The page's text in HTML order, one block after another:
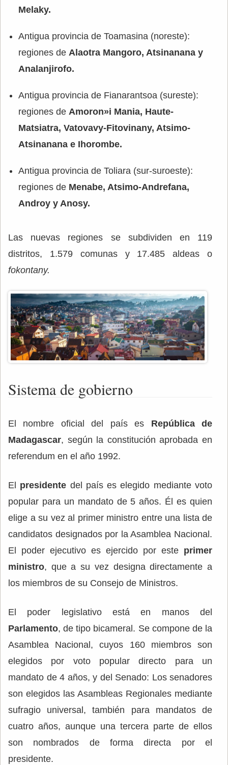
Melaky.
Antigua provincia de Toamasina (noreste):
regiones de Alaotra Mangoro, Atsinanana y
Analanjirofo.
Antigua provincia de Fianarantsoa (sureste):
regiones de Amoron»i Mania, Haute-
Matsiatra, Vatovavy-Fitovinany, Atsimo-
Atsinanana e Ihorombe.
Antigua provincia de Toliara (sur-suroeste):
regiones de Menabe, Atsimo-Andrefana,
Androy y Anosy.
Las nuevas regiones se subdividen en 119
distritos, 1.579 comunas y 17.485 aldeas o
fokontany.
Sistema de gobierno
El nombre oficial del país es República de
Madagascar, según la constitución aprobada en
referendum en el año 1992.
El presidente del país es elegido mediante voto
popular para un mandato de 5 años. Él es quien
elige a su vez al primer ministro entre una lista de
candidatos designados por la Asamblea Nacional.
El poder ejecutivo es ejercido por este primer
ministro, que a su vez designa directamente a
los miembros de su Consejo de Ministros.
El poder legislativo está en manos del
Parlamento, de tipo bicameral. Se compone de la
Asamblea Nacional, cuyos 160 miembros son
elegidos por voto popular directo para un
mandato de 4 años, y del Senado: Los senadores
son elegidos las Asambleas Regionales mediante
sufragio universal, también para mandatos de
cuatro años, aunque una tercera parte de ellos
son nombrados de forma directa por el
presidente.